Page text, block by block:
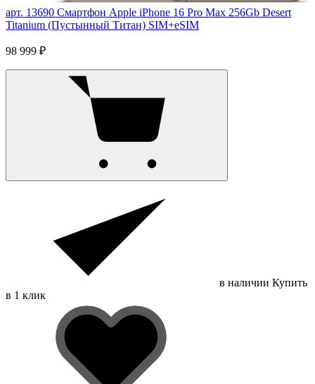
арт. 13690 Смартфон Apple iPhone 16 Pro Max 256Gb Desert
Titanium (Пустынный Титан) SIM+eSIM
98 999 ₽
в наличии Купить
в 1 клик